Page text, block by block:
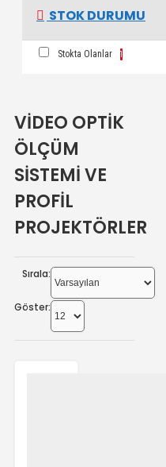
STOK DURUMU
Stokta Olanlar 1
VİDEO OPTİK
ÖLÇÜM
SİSTEMİ VE
PROFİL
PROJEKTÖRLER
Sırala:
Göster: